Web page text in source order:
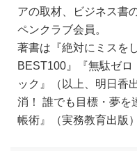
アの取材、ビジネス書
ペンクラブ会員。
著書は『絶対にミスを
BEST100』『無駄ゼロ
ック』（以上、明日香
消！ 誰でも目標・夢
帳術』（実務教育出版